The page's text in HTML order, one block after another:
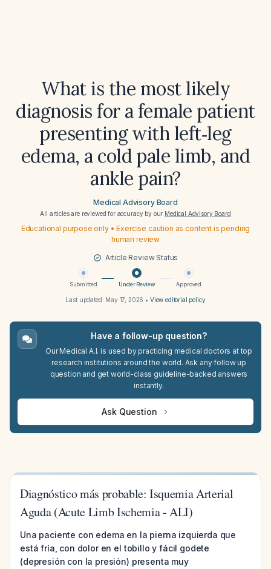
What is the most likely
diagnosis for a female patient
presenting with left‑leg
edema, a cold pale limb, and
ankle pain?
Medical Advisory Board
All articles are reviewed for accuracy by our Medical Advisory Board
Educational purpose only • Exercise caution as content is pending
human review
Article Review Status
Submitted Under Review Approved
Last updated: May 17, 2026 • View editorial policy
Have a follow-up question?
Our Medical A.I. is used by practicing medical doctors at top
research institutions around the world. Ask any follow up
question and get world-class guideline-backed answers
instantly.
Ask Question
Diagnóstico más probable: Isquemia Arterial
Aguda (Acute Limb Ischemia - ALI)
Una paciente con edema en la pierna izquierda que
está fría, con dolor en el tobillo y fácil godete
(depresión con la presión) presenta muy